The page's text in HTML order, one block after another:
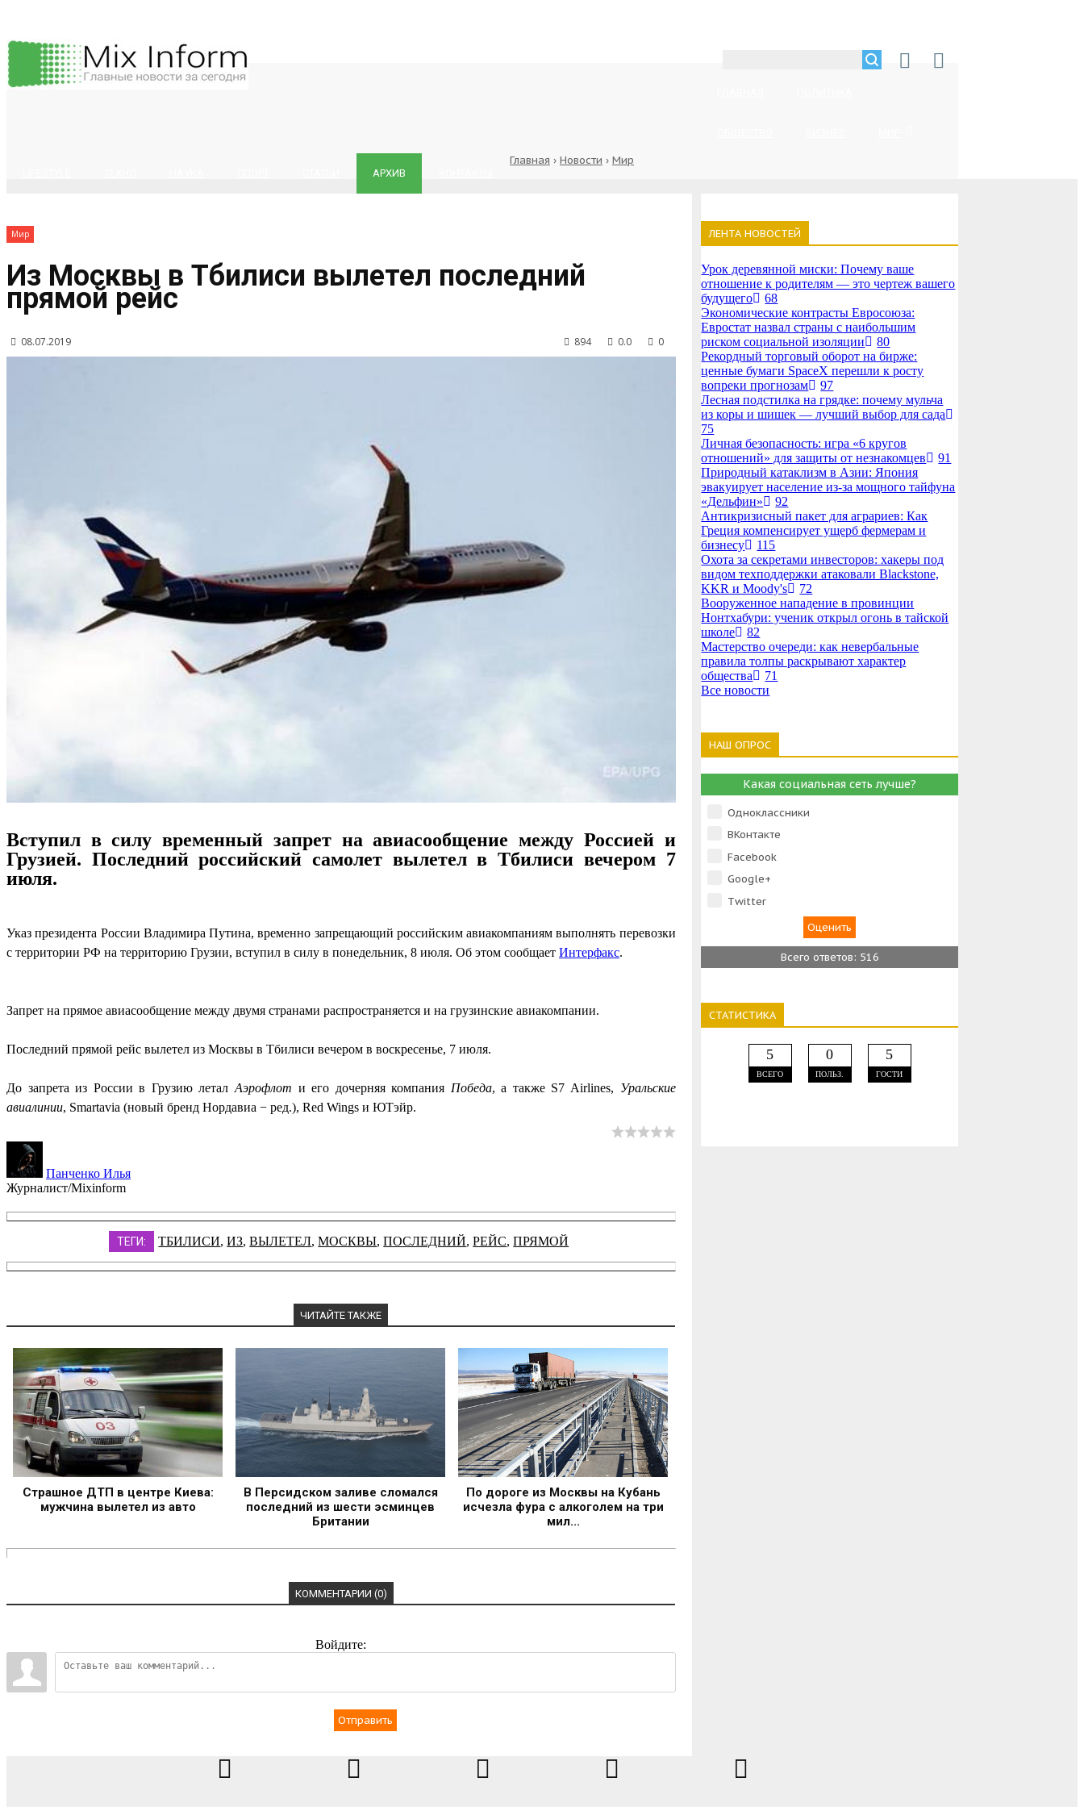
АРХИВ
Главная › Новости › Мир
Мир
Из Москвы в Тбилиси вылетел последний
прямой рейс
08.07.2019 894 0.0 0
Вступил в силу временный запрет на авиасообщение между Россией и
Грузией. Последний российский самолет вылетел в Тбилиси вечером 7
июля.
Указ президента России Владимира Путина, временно запрещающий российским авиакомпаниям выполнять перевозки
с территории РФ на территорию Грузии, вступил в силу в понедельник, 8 июля. Об этом сообщает Интерфакс.
Запрет на прямое авиасообщение между двумя странами распространяется и на грузинские авиакомпании.
Последний прямой рейс вылетел из Москвы в Тбилиси вечером в воскресенье, 7 июля.
До запрета из России в Грузию летал Аэрофлот и его дочерняя компания Победа, а также S7 Airlines, Уральские
авиалинии, Smartavia (новый бренд Нордавиа − ред.), Red Wings и ЮТэйр.
Панченко Илья
Журналист/Mixinform
ТЕГИ: ТБИЛИСИ,ИЗ,ВЫЛЕТЕЛ,МОСКВЫ,ПОСЛЕДНИЙ,РЕЙС,ПРЯМОЙ
ЧИТАЙТЕ ТАКЖЕ
Страшное ДТП в центре Киева:
мужчина вылетел из авто
В Персидском заливе сломался
последний из шести эсминцев
Британии
По дороге из Москвы на Кубань
исчезла фура с алкоголем на три
мил...
КОММЕНТАРИИ (0)
Войдите:
Отправить
ЛЕНТА НОВОСТЕЙ
Урок деревянной миски: Почему ваше
отношение к родителям — это чертеж вашего
будущего
68
Экономические контрасты Евросоюза:
Евростат назвал страны с наибольшим
риском социальной изоляции
80
Рекордный торговый оборот на бирже:
ценные бумаги SpaceX перешли к росту
вопреки прогнозам
97
Лесная подстилка на грядке: почему мульча
из коры и шишек — лучший выбор для сада
75
Личная безопасность: игра «6 кругов
отношений» для защиты от незнакомцев
91
Природный катаклизм в Азии: Япония
эвакуирует население из-за мощного тайфуна
«Дельфин»
92
Антикризисный пакет для аграриев: Как
Греция компенсирует ущерб фермерам и
бизнесу
115
Охота за секретами инвесторов: хакеры под
видом техподдержки атаковали Blackstone,
KKR и Moody's
72
Вооруженное нападение в провинции
Нонтхабури: ученик открыл огонь в тайской
школе
82
Мастерство очереди: как невербальные
правила толпы раскрывают характер
общества
71
Все новости
НАШ ОПРОС
Какая социальная сеть лучше?
Одноклассники
ВКонтакте
Facebook
Google+
Тwitter
Всего ответов: 516
СТАТИСТИКА
5
ВСЕГО
0
ПОЛЬЗ.
5
ГОСТИ